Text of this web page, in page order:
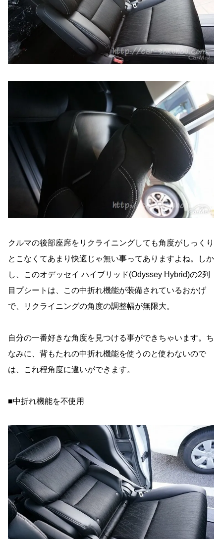
クルマの後部座席をリクライニングしても角度がしっくり
とこなくてあまり快適じゃ無い事ってありますよね。しか
し、このオデッセイ ハイブリッド(Odyssey Hybrid)の2列
目プシートは、この中折れ機能が装備されているおかげ
で、リクライニングの角度の調整幅が無限大。
自分の一番好きな角度を見つける事ができちゃいます。ち
なみに、背もたれの中折れ機能を使うのと使わないので
は、これ程角度に違いができます。
■中折れ機能を不使用